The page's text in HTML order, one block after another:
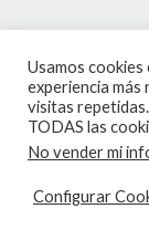
Usamos
experiencia
visitas
TODAS las
No vender mi
Configurar